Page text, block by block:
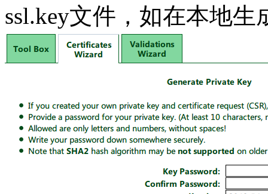
ssl.key文件，如在本地生